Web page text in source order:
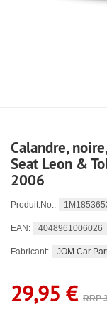
Calandre,
Seat Leon &
2006
Produit.No.:
EAN: 4048961006026
Fabricant: JOM Car
29,95 € RRP